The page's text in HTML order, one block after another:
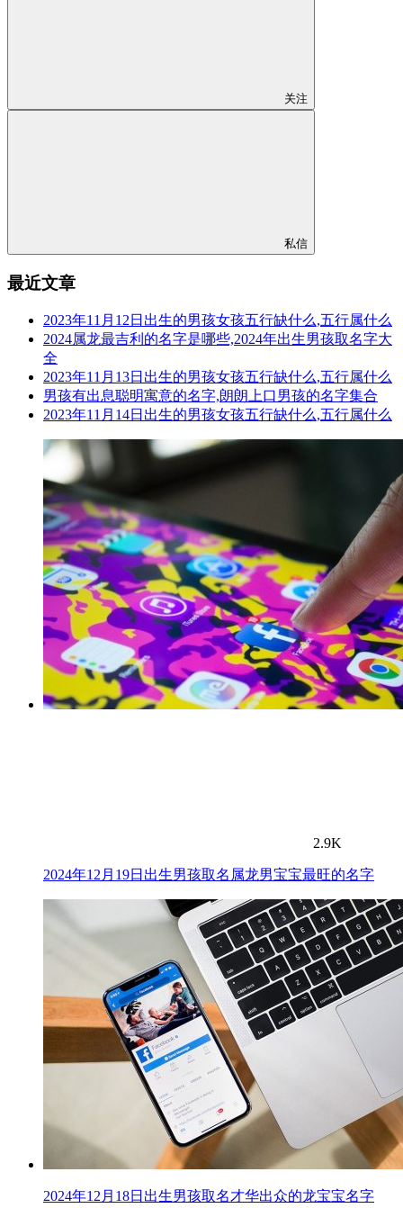
关注
私信
最近文章
2023年11月12日出生的男孩女孩五行缺什么,五行属什么
2024属龙最吉利的名字是哪些,2024年出生男孩取名字大
全
2023年11月13日出生的男孩女孩五行缺什么,五行属什么
男孩有出息聪明寓意的名字,朗朗上口男孩的名字集合
2023年11月14日出生的男孩女孩五行缺什么,五行属什么
2.9K
2024年12月19日出生男孩取名属龙男宝宝最旺的名字
2024年12月18日出生男孩取名才华出众的龙宝宝名字